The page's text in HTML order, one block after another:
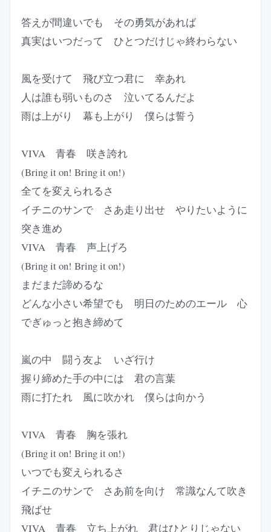
答えが間違いでも その勇気があれば
真実はいつだって ひとつだけじゃ終わらない
風を受けて 飛び立つ君に 幸あれ
人は誰も弱いものさ 泣いてるんだよ
雨は上がり 幕も上がり 僕らは誓う
VIVA 青春 咲き誇れ
(Bring it on! Bring it on!)
全てを変えられるさ
イチニのサンで さあ走り出せ やりたいように
突き進め
VIVA 青春 声上げろ
(Bring it on! Bring it on!)
まだまだ諦めるな
どんな小さい希望でも 明日のためのエール 心
でぎゅっと抱き締めて
嵐の中 闘う友よ いざ行け
握り締めた手の中には 君の言葉
雨に打たれ 風に吹かれ 僕らは向かう
VIVA 青春 胸を張れ
(Bring it on! Bring it on!)
いつでも変えられるさ
イチニのサンで さあ前を向け 常識なんて吹き
飛ばせ
VIVA 青春 立ち上がれ 君はひとりじゃない